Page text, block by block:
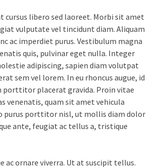
cursus libero sed laoreet. Morbi sit amet
vulputate vel tincidunt diam. Aliquam
ac imperdiet purus. Vestibulum magna
quis, pulvinar eget nulla. Integer
adipiscing, sapien diam volutpat
sem vel lorem. In eu rhoncus augue, id
porttitor placerat gravida. Proin vitae
venenatis, quam sit amet vehicula
purus porttitor nisl, ut mollis diam dolor
ante, feugiat ac tellus a, tristique
ac ornare viverra. Ut at suscipit tellus.